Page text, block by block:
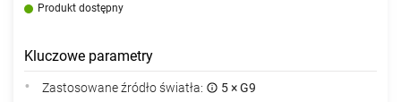
Produkt dostępny
Kluczowe parametry
Zastosowane źródło światła:
5 × G9